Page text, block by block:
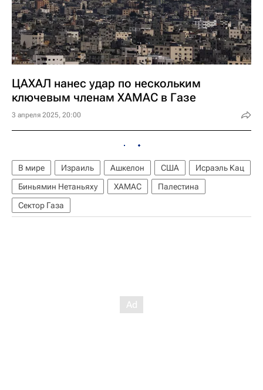
ЦАХАЛ нанес удар по нескольким
ключевым членам ХАМАС в Газе
3 апреля 2025, 20:00
В мире Израиль Ашкелон США
Исраэль Кац
Биньямин Нетаньяху
ХАМАС
Палестина
Сектор Газа